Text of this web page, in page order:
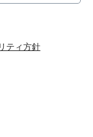
ティ方針